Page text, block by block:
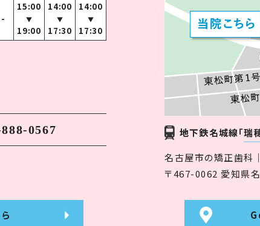
-
15:00
▼
19:00
14:00
▼
17:30
14:00
▼
17:30
0567 地下鉄名城線「瑞
名古屋市の矯正歯科
〒467-0062 愛知県